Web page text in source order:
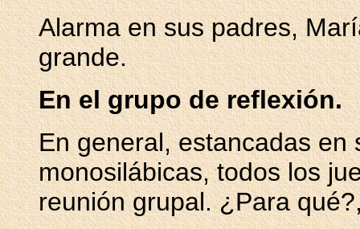
Alarma en sus padres,
grande.
En el grupo de reflexión.
En general, estancadas
monosilábicas, todos los
reunión grupal. ¿Para